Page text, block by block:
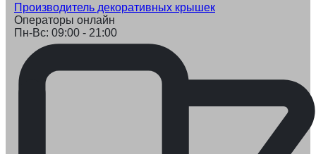
Производитель декоративных крышек
Операторы онлайн
Пн-Вс: 09:00 - 21:00